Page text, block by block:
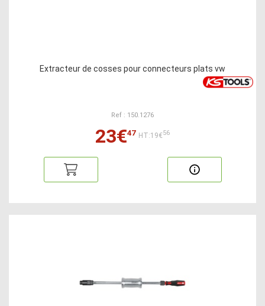
Extracteur de cosses pour connecteurs plats vw
Ref : 150.1276
23€47 HT:19€56